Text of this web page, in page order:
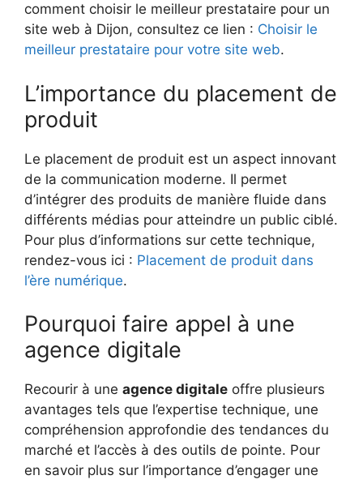
comment choisir le meilleur prestataire pour un
site web à Dijon, consultez ce lien : Choisir le
meilleur prestataire pour votre site web.
L’importance du placement de
produit
Le placement de produit est un aspect innovant
de la communication moderne. Il permet
d’intégrer des produits de manière fluide dans
différents médias pour atteindre un public ciblé.
Pour plus d’informations sur cette technique,
rendez-vous ici : Placement de produit dans
l’ère numérique.
Pourquoi faire appel à une
agence digitale
Recourir à une agence digitale offre plusieurs
avantages tels que l’expertise technique, une
compréhension approfondie des tendances du
marché et l’accès à des outils de pointe. Pour
en savoir plus sur l’importance d’engager une